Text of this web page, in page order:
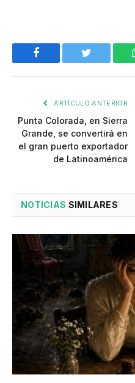
Facebook Twitter
ARTÍCULO ANTERIOR
Punta Colorada, en Sierra
Grande, se convertirá en
el gran puerto exportador
de Latinoamérica
NOTICIAS SIMILARES